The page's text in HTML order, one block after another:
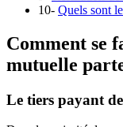
10- Quels sont
Comment se
mutuelle
Le tiers payant